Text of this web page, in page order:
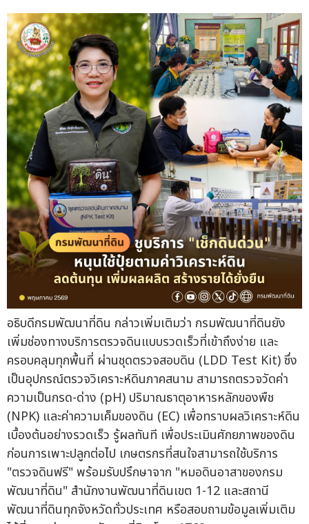
อธิบดีกรมพัฒนาที่ดิน กล่าวเพิ่มเติมว่า กรมพัฒนาที่ดินยัง
เพิ่มช่องทางบริการตรวจดินแบบรวดเร็วที่เข้าถึงง่าย และ
ครอบคลุมทุกพื้นที่ ผ่านชุดตรวจสอบดิน (LDD Test Kit) ซึ่ง
เป็นอุปกรณ์ตรวจวิเคราะห์ดินภาคสนาม สามารถตรวจวัดค่า
ความเป็นกรด-ด่าง (pH) ปริมาณธาตุอาหารหลักของพืช
(NPK) และค่าความเค็มของดิน (EC) เพื่อทราบผลวิเคราะห์ดิน
เบื้องต้นอย่างรวดเร็ว รู้ผลทันที เพื่อประเมินศักยภาพของดิน
ก่อนการเพาะปลูกต่อไป เกษตรกรที่สนใจสามารถใช้บริการ
"ตรวจดินฟรี" พร้อมรับปรึกษาจาก "หมอดินอาสาของกรม
พัฒนาที่ดิน" สำนักงานพัฒนาที่ดินเขต 1-12 และสถานี
พัฒนาที่ดินทุกจังหวัดทั่วประเทศ หรือสอบถามข้อมูลเพิ่มเติม